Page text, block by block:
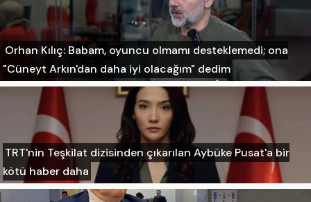
Orhan Kılıç: Babam, oyuncu olmamı desteklemedi; ona
"Cüneyt Arkın'dan daha iyi olacağım" dedim
TRT'nin Teşkilat dizisinden çıkarılan Aybüke Pusat'a bir
kötü haber daha